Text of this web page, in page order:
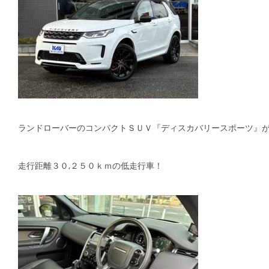
ランドローバーのコンパクトＳＵＶ『ディスカバリースポーツ』
走行距離３０,２５０ｋｍの低走行車！